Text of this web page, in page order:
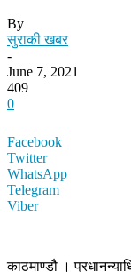
By
सुराकी खबर
-
June 7, 2021
409
0
Facebook
Twitter
WhatsApp
Telegram
Viber
काठमाण्डौ ।